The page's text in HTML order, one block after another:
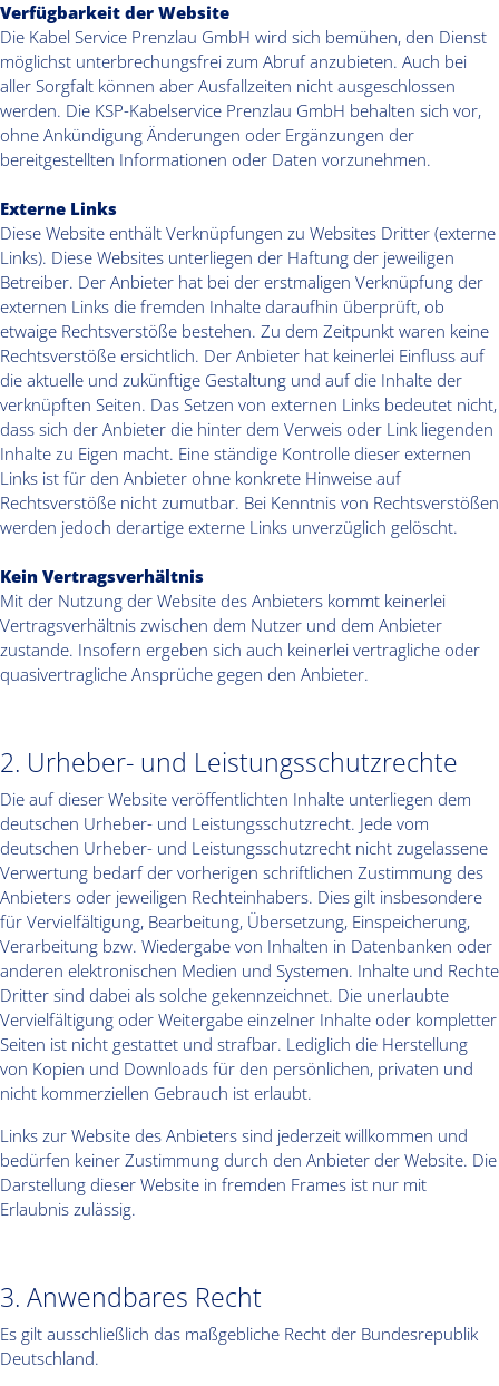
Verfügbarkeit der Website
Die Kabel Service Prenzlau GmbH wird sich bemühen, den Dienst
möglichst unterbrechungsfrei zum Abruf anzubieten. Auch bei
aller Sorgfalt können aber Ausfallzeiten nicht ausgeschlossen
werden. Die KSP-Kabelservice Prenzlau GmbH behalten sich vor,
ohne Ankündigung Änderungen oder Ergänzungen der
bereitgestellten Informationen oder Daten vorzunehmen.
Externe Links
Diese Website enthält Verknüpfungen zu Websites Dritter (externe
Links). Diese Websites unterliegen der Haftung der jeweiligen
Betreiber. Der Anbieter hat bei der erstmaligen Verknüpfung der
externen Links die fremden Inhalte daraufhin überprüft, ob
etwaige Rechtsverstöße bestehen. Zu dem Zeitpunkt waren keine
Rechtsverstöße ersichtlich. Der Anbieter hat keinerlei Einfluss auf
die aktuelle und zukünftige Gestaltung und auf die Inhalte der
verknüpften Seiten. Das Setzen von externen Links bedeutet nicht,
dass sich der Anbieter die hinter dem Verweis oder Link liegenden
Inhalte zu Eigen macht. Eine ständige Kontrolle dieser externen
Links ist für den Anbieter ohne konkrete Hinweise auf
Rechtsverstöße nicht zumutbar. Bei Kenntnis von Rechtsverstößen
werden jedoch derartige externe Links unverzüglich gelöscht.
Kein Vertragsverhältnis
Mit der Nutzung der Website des Anbieters kommt keinerlei
Vertragsverhältnis zwischen dem Nutzer und dem Anbieter
zustande. Insofern ergeben sich auch keinerlei vertragliche oder
quasivertragliche Ansprüche gegen den Anbieter.
2. Urheber- und Leistungsschutzrechte
Die auf dieser Website veröffentlichten Inhalte unterliegen dem
deutschen Urheber- und Leistungsschutzrecht. Jede vom
deutschen Urheber- und Leistungsschutzrecht nicht zugelassene
Verwertung bedarf der vorherigen schriftlichen Zustimmung des
Anbieters oder jeweiligen Rechteinhabers. Dies gilt insbesondere
für Vervielfältigung, Bearbeitung, Übersetzung, Einspeicherung,
Verarbeitung bzw. Wiedergabe von Inhalten in Datenbanken oder
anderen elektronischen Medien und Systemen. Inhalte und Rechte
Dritter sind dabei als solche gekennzeichnet. Die unerlaubte
Vervielfältigung oder Weitergabe einzelner Inhalte oder kompletter
Seiten ist nicht gestattet und strafbar. Lediglich die Herstellung
von Kopien und Downloads für den persönlichen, privaten und
nicht kommerziellen Gebrauch ist erlaubt.
Links zur Website des Anbieters sind jederzeit willkommen und
bedürfen keiner Zustimmung durch den Anbieter der Website. Die
Darstellung dieser Website in fremden Frames ist nur mit
Erlaubnis zulässig.
3. Anwendbares Recht
Es gilt ausschließlich das maßgebliche Recht der Bundesrepublik
Deutschland.